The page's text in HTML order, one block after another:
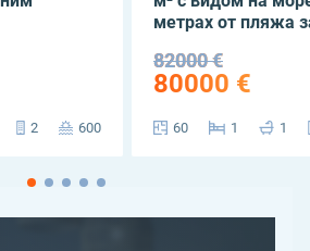
2 600
метрах от пляжа
82000 €
80000 €
60 1 1